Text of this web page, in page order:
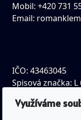
Mobil: +420 731
Email:
IČO: 43463045
Spisová značka: L
Využíváme